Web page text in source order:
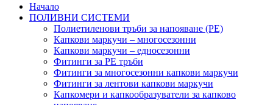
Начало
ПОЛИВНИ СИСТЕМИ
Полиетиленови тръби за напояване (PE)
Капкови маркучи – многосезонни
Капкови маркучи – едносезонни
Фитинги за PE тръби
Фитинги за многосезонни капкови маркучи
Фитинги за лентови капкови маркучи
Капкомери и капкообразуватели за капково